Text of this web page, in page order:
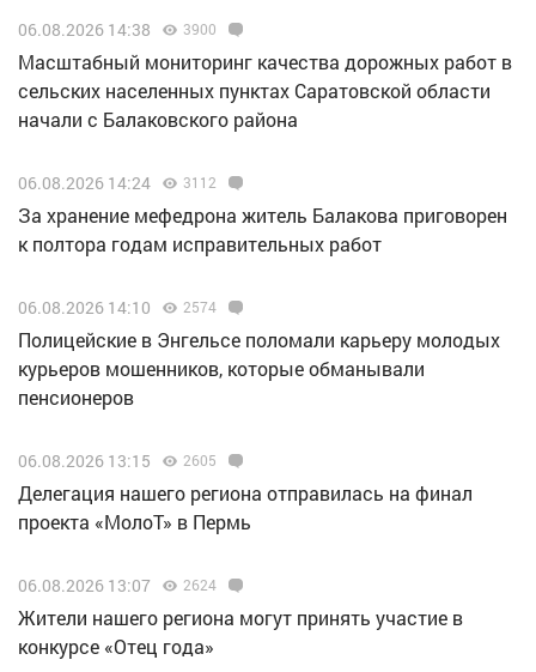
06.08.2026 14:38 3900
Масштабный мониторинг качества дорожных работ в
сельских населенных пунктах Саратовской области
начали с Балаковского района
06.08.2026 14:24 3112
За хранение мефедрона житель Балакова приговорен
к полтора годам исправительных работ
06.08.2026 14:10 2574
Полицейские в Энгельсе поломали карьеру молодых
курьеров мошенников, которые обманывали
пенсионеров
06.08.2026 13:15 2605
Делегация нашего региона отправилась на финал
проекта «МолоТ» в Пермь
06.08.2026 13:07 2624
Жители нашего региона могут принять участие в
конкурсе «Отец года»